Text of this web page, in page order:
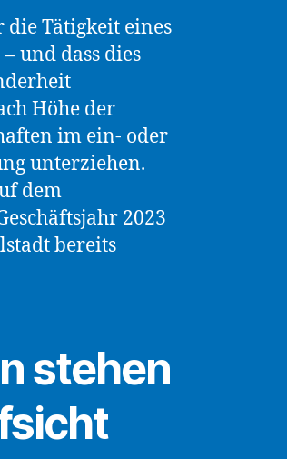
Tätigkeit eines
und dass dies
Höhe der
im ein- oder
unterziehen.
dem
2023
bereits
stehen